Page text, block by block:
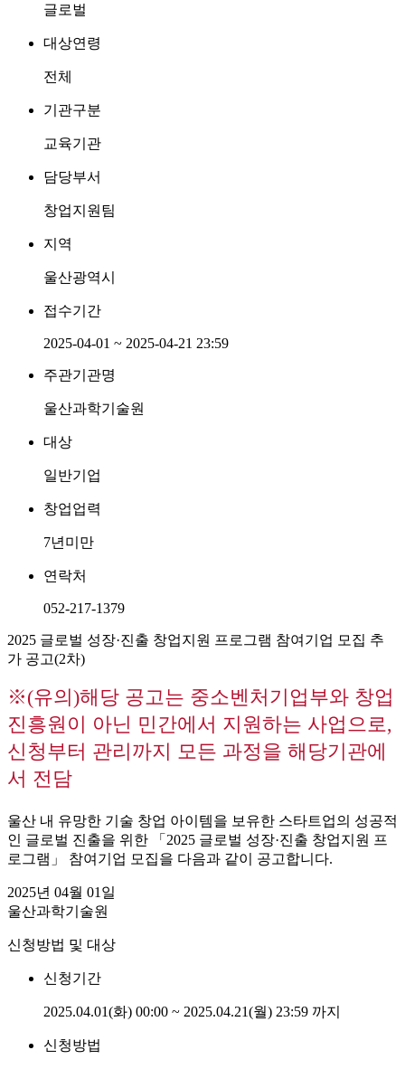
글로벌
대상연령
전체
기관구분
교육기관
담당부서
창업지원팀
지역
울산광역시
접수기간
2025-04-01 ~ 2025-04-21 23:59
주관기관명
울산과학기술원
대상
일반기업
창업업력
7년미만
연락처
052-217-1379
2025 글로벌 성장·진출 창업지원 프로그램 참여기업 모집 추
가 공고(2차)
※(유의)해당 공고는 중소벤처기업부와 창업
진흥원이 아닌 민간에서 지원하는 사업으로,
신청부터 관리까지 모든 과정을 해당기관에
서 전담
울산 내 유망한 기술 창업 아이템을 보유한 스타트업의 성공적
인 글로벌 진출을 위한 「2025 글로벌 성장·진출 창업지원 프
로그램」 참여기업 모집을 다음과 같이 공고합니다.
2025년 04월 01일
울산과학기술원
신청방법 및 대상
신청기간
2025.04.01(화) 00:00 ~ 2025.04.21(월) 23:59 까지
신청방법